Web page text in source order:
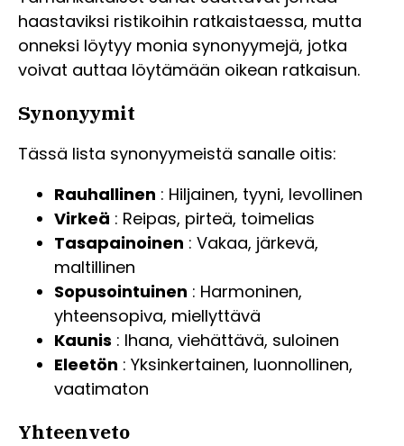
haastaviksi ristikoihin ratkaistaessa, mutta
onneksi löytyy monia synonyymejä, jotka
voivat auttaa löytämään oikean ratkaisun.
Synonyymit
Tässä lista synonyymeistä sanalle oitis:
Rauhallinen : Hiljainen, tyyni, levollinen
Virkeä : Reipas, pirteä, toimelias
Tasapainoinen : Vakaa, järkevä,
maltillinen
Sopusointuinen : Harmoninen,
yhteensopiva, miellyttävä
Kaunis : Ihana, viehättävä, suloinen
Eleetön : Yksinkertainen, luonnollinen,
vaatimaton
Yhteenveto